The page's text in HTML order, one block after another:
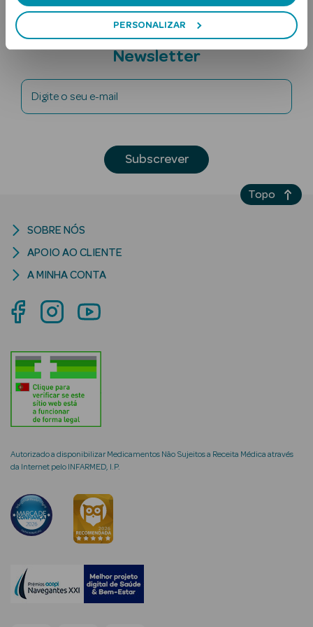
PERSONALIZAR
Lábios
Solares Bebé e
Rosto e
Cosmética
Rosto
Hidratantes
Séruns Faciais
Creme de Olhos
Subscreva a
Newsletter
Digite o seu e-mail
Subscrever
Autorizado a disponibilizar Medicamentos Não Sujeitos a Receita Médica através
da Internet pelo INFARMED, I.P.
SOBRE NÓS
APOIO AO CLIENTE
A MINHA CONTA
Topo